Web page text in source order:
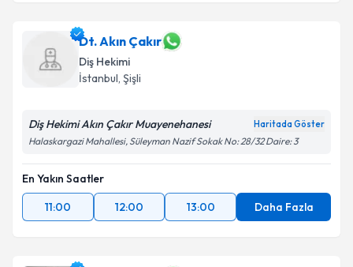
Dt. Akın Çakır
Diş Hekimi
İstanbul, Şişli
Diş Hekimi Akın Çakır Muayenehanesi Haritada Göster
Halaskargazi Mahallesi, Süleyman Nazif Sokak No: 28/32 Daire: 3
En Yakın Saatler
11:00
12:00 13:00 Daha Fazla